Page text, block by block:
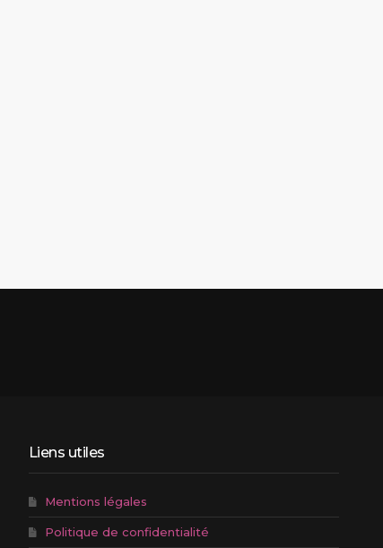
Liens utiles
Mentions légales
Politique de confidentialité